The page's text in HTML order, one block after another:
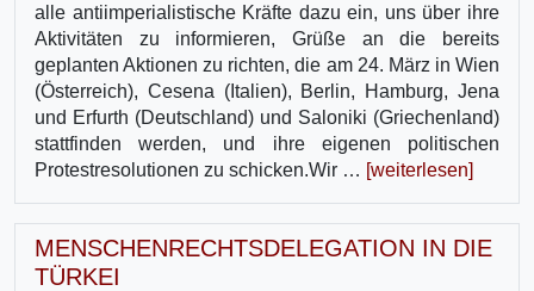
alle antiimperialistische Kräfte dazu ein, uns über ihre
Aktivitäten zu informieren, Grüße an die bereits
geplanten Aktionen zu richten, die am 24. März in Wien
(Österreich), Cesena (Italien), Berlin, Hamburg, Jena
und Erfurth (Deutschland) und Saloniki (Griechenland)
stattfinden werden, und ihre eigenen politischen
Protestresolutionen zu schicken.Wir … [weiterlesen]
MENSCHENRECHTSDELEGATION IN DIE
TÜRKEI